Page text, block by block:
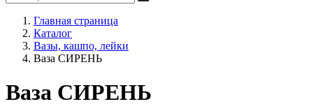
Главная страница
Каталог
Вазы, кашпо, лейки
Ваза СИРЕНЬ
Ваза СИРЕНЬ